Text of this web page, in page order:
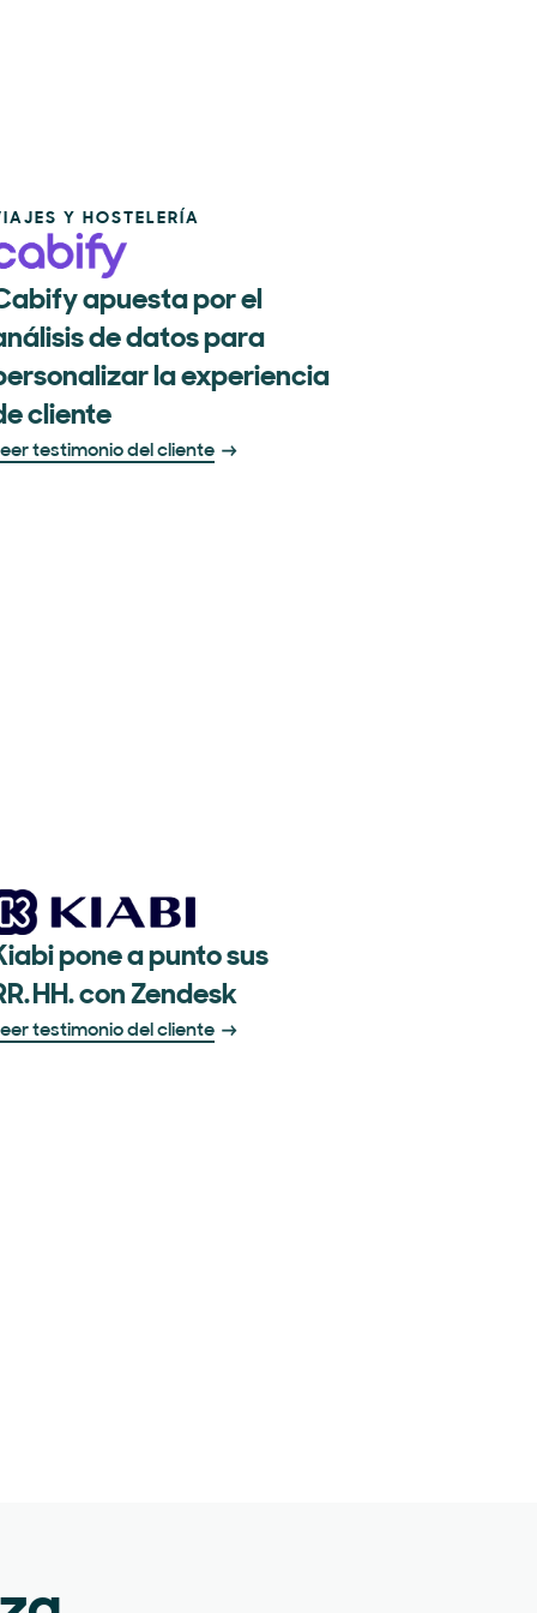
Y HOSTELERÍA
apuesta por el
de datos para
la experiencia
cliente
testimonio del cliente
pone a punto sus
HH. con Zendesk
testimonio del cliente